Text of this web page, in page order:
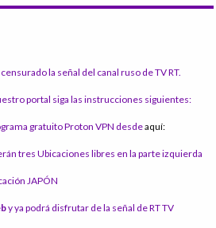
la señal del canal ruso de TV RT.
portal siga las instrucciones siguientes:
gratuito Proton VPN desdeaquí:
tres Ubicaciones libres en la parte izquierda
JAPÓN
y ya podrá disfrutar de la señal de RT TV